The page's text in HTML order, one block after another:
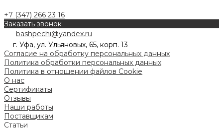
+7 (347) 266 23 16
Заказать звонок
bashpechi@yandex.ru
г. Уфа, ул. Ульяновых, 65, корп. 13
Согласие на обработку персональных данных
Политика обработки персональных данных
Политика в отношении файлов Cookie
О нас
Сертификаты
Отзывы
Наши работы
Поставщикам
Статьи